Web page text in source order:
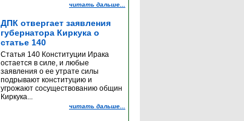
читать дальше...
ДПК отвергает заявления
губернатора Киркука о
статье 140
Статья 140 Конституции Ирака
остается в силе, и любые
заявления о ее утрате силы
подрывают конституцию и
угрожают сосуществованию общин
Киркука...
читать дальше...